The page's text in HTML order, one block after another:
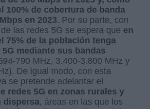
100% de cobertura de banda
en 2023. Por su parte, con
las redes 5G se espera que en
75% de la población tenga
mediante sus bandas
790 MHz, 3.400-3.800 MHz y
De igual modo, con esta
se pretende adelantar el
redes 5G en zonas rurales y
dispersa, áreas en las que los